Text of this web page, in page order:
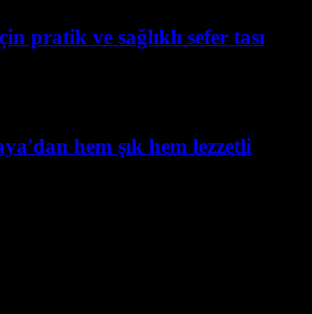
pratik ve sağlıklı sefer tası
hem şık hem lezzetli